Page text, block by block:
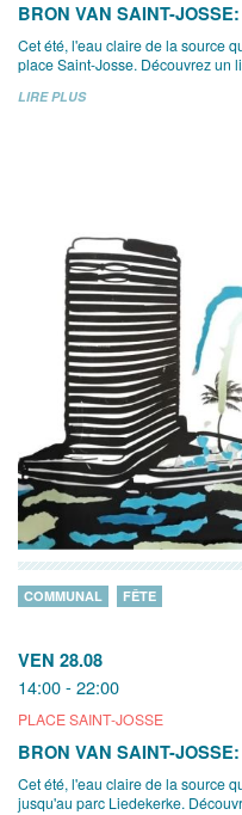
BRON VAN SAINT-
Cet été, l'eau claire de la source
place Saint-Josse. Découvrez un
LIRE PLUS
VEN 28.08
14:00 - 22:00
PLACE SAINT-JOSSE
COMMUNAL FÊTE
BRON VAN SAINT-
Cet été, l'eau claire de la source
jusqu'au parc Liedekerke.